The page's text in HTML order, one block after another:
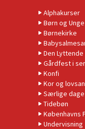
Alphakurser
Børn og Unge
Børnekirke
Den Lyttende
Gårdfest i
Konfi
Kor og
Særlige dage
Tidebøn
Københavns
Undervisning